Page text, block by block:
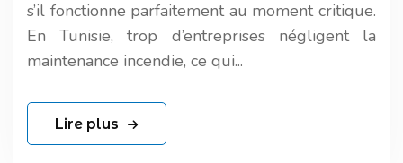
s’il fonctionne parfaitement au moment critique.
En Tunisie, trop d’entreprises négligent la
maintenance incendie, ce qui...
Lire plus